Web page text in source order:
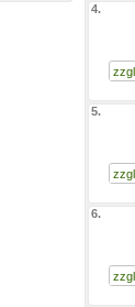
4.
5.
6.